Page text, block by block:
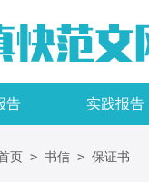
告 实践报告
页 > 书信 > 保证书